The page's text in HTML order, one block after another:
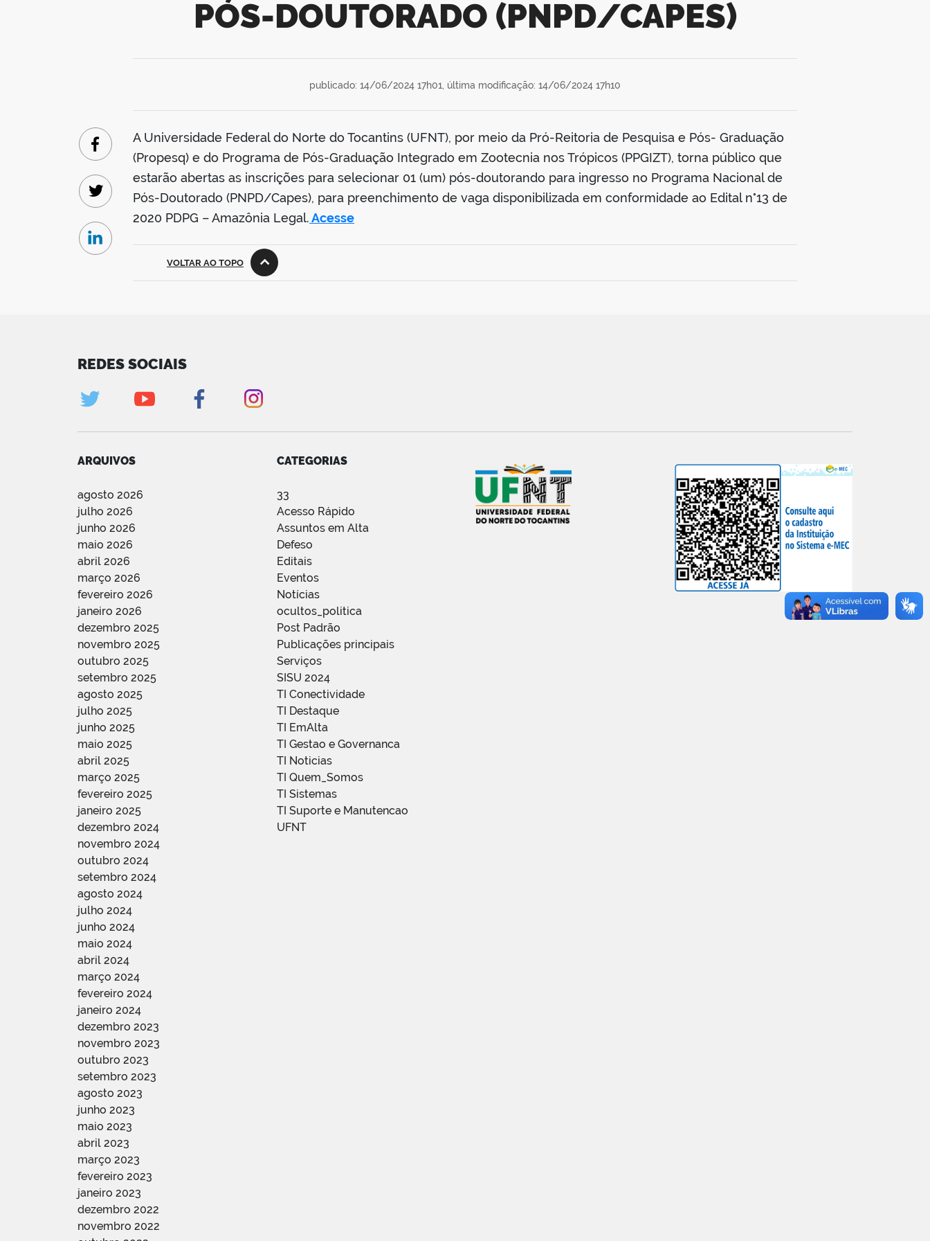
PÓS-DOUTORADO (PNPD/CAPES)
publicado: 14/06/2024 17h01, última modificação: 14/06/2024 17h10
A Universidade Federal do Norte do Tocantins (UFNT), por meio da Pró-Reitoria de Pesquisa e Pós- Graduação
(Propesq) e do Programa de Pós-Graduação Integrado em Zootecnia nos Trópicos (PPGIZT), torna público que
estarão abertas as inscrições para selecionar 01 (um) pós-doutorando para ingresso no Programa Nacional de
Pós-Doutorado (PNPD/Capes), para preenchimento de vaga disponibilizada em conformidade ao Edital n°13 de
2020 PDPG – Amazônia Legal.Acesse
Facebook
Twitter
Linkedin
VOLTAR AO TOPO
REDES SOCIAIS
ARQUIVOS
agosto 2026
julho 2026
junho 2026
maio 2026
abril 2026
março 2026
fevereiro 2026
janeiro 2026
dezembro 2025
novembro 2025
outubro 2025
setembro 2025
agosto 2025
julho 2025
junho 2025
maio 2025
abril 2025
março 2025
fevereiro 2025
janeiro 2025
dezembro 2024
novembro 2024
outubro 2024
setembro 2024
agosto 2024
julho 2024
junho 2024
maio 2024
abril 2024
março 2024
fevereiro 2024
janeiro 2024
dezembro 2023
novembro 2023
outubro 2023
setembro 2023
agosto 2023
junho 2023
maio 2023
abril 2023
março 2023
fevereiro 2023
janeiro 2023
dezembro 2022
novembro 2022
CATEGORIAS
33
Acesso Rápido
Assuntos em Alta
Defeso
Editais
Eventos
Notícias
ocultos_politica
Post Padrão
Publicações principais
Serviços
SISU 2024
TI Conectividade
TI Destaque
TI EmAlta
TI Gestao e Governanca
TI Noticias
TI Quem_Somos
TI Sistemas
TI Suporte e Manutencao
UFNT